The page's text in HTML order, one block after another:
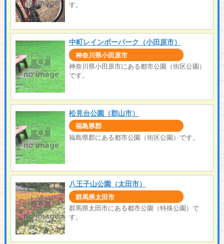
す。
中町レインボーパーク（小田原市）
神奈川県小田原市
神奈川県小田原市にある都市公園（街区公園）
です。
松見台公園（郡山市）
福島県郡
福島県郡にある都市公園（街区公園）です。
八王子山公園（太田市）
群馬県太田市
群馬県太田市にある都市公園（特殊公園）で
す。